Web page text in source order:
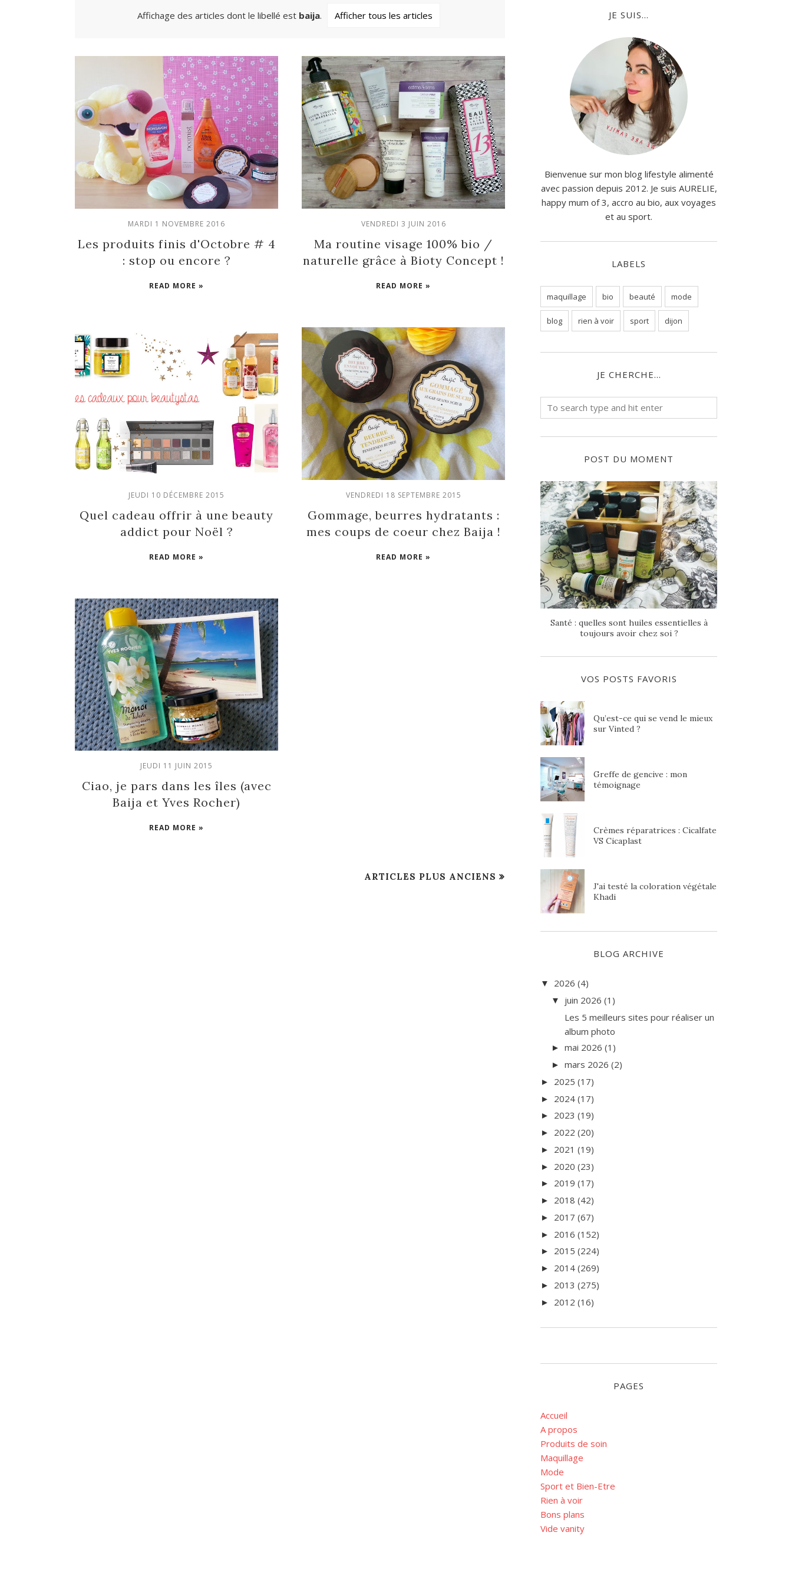
Affichage des articles dont le libellé est baija. Afficher tous les articles
MARDI 1 NOVEMBRE 2016
Les produits finis d'Octobre # 4
: stop ou encore ?
READ MORE »
VENDREDI 3 JUIN 2016
Ma routine visage 100% bio /
naturelle grâce à Bioty Concept !
READ MORE »
JEUDI 10 DÉCEMBRE 2015
Quel cadeau offrir à une beauty
addict pour Noël ?
READ MORE »
VENDREDI 18 SEPTEMBRE 2015
Gommage, beurres hydratants :
mes coups de coeur chez Baija !
READ MORE »
JEUDI 11 JUIN 2015
Ciao, je pars dans les îles (avec
Baija et Yves Rocher)
READ MORE »
ARTICLES PLUS ANCIENS
JE SUIS...
Bienvenue sur mon blog lifestyle alimenté
avec passion depuis 2012. Je suis AURELIE,
happy mum of 3, accro au bio, aux voyages
et au sport.
LABELS
maquillage bio beauté mode
blog rien à voir sport dijon
JE CHERCHE...
POST DU MOMENT
Santé : quelles sont huiles essentielles à
toujours avoir chez soi ?
VOS POSTS FAVORIS
Qu’est-ce qui se vend le mieux
sur Vinted ?
Greffe de gencive : mon
témoignage
Crèmes réparatrices : Cicalfate
VS Cicaplast
J'ai testé la coloration végétale
Khadi
BLOG ARCHIVE
▼ 2026 (4)
▼ juin 2026 (1)
Les 5 meilleurs sites pour réaliser un
album photo
► mai 2026 (1)
► mars 2026 (2)
► 2025 (17)
► 2024 (17)
► 2023 (19)
► 2022 (20)
► 2021 (19)
► 2020 (23)
► 2019 (17)
► 2018 (42)
► 2017 (67)
► 2016 (152)
► 2015 (224)
► 2014 (269)
► 2013 (275)
► 2012 (16)
PAGES
Accueil
A propos
Produits de soin
Maquillage
Mode
Sport et Bien-Etre
Rien à voir
Bons plans
Vide vanity